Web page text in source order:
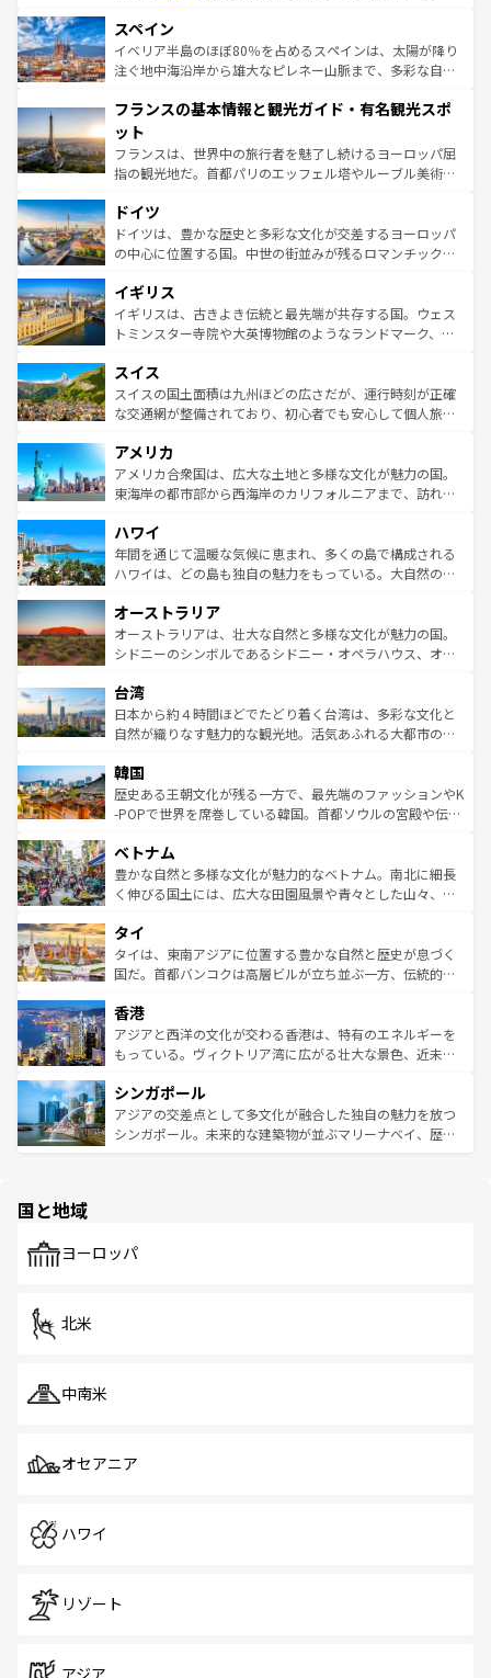
ろん、トスカーナの美しい田園風景やアマルフィ海岸の絶
景など、自然景観も見逃せない。観光の合間には、本場の
ピザやパスタなど、絶品のイタリア料理を堪能することも
ませてくれるイタリアで、忘れられない旅をしてみよう！
なお、新着のイタリア情報は
しい。
スペイン
イベリア半島のほぼ80％を占めるスペインは、太陽が降り
注ぐ地中海沿岸から雄大なピレネー山脈まで、多彩な自然
文化が根付くこの国では、情熱的なフラメンコ、熱気あふ
れる闘牛、そして美味しいタパスが生活の一部となってい
る。首都マドリードの洗練された雰囲気や、バルセロナの
アートに溢れた街角から、地方では古代ローマ遺跡や中世
せる。地方によって風土や気候が異なるスペインはその個
性で訪れる人を魅了する。 なお、新着のスペイン情報は コ
ンテンツ一覧を参照してほしい。
フランスの基本情報と観光ガイド・有名観光スポ
ット
フランスは、世界中の旅行者を魅了し続けるヨーロッパ屈
指の観光地だ。首都パリのエッフェル塔やルーブル美術館
で、幅広い魅力が詰まっている。華麗な宮殿、歴史的な大
聖堂、美しいビーチ、そして豊かな自然が、訪れる者を心
から魅了する。また、フランスは美食の国としても知ら
いる。シャンパンの発祥地であるランス、プロヴァンスの
香り高いラベンダー畑など、多彩な楽しみ方が可能だ。さ
らに、パリ以外の地域にも魅力が溢れており、どの街角に
れる地方に足を運ぶとそれぞれで全く異なる文化を体験で
きるだろう。 なお、新着のフランス情報はコンテンツ一覧
を参照してほしい。
ドイツ
ドイツは、豊かな歴史と多彩な文化が交差するヨーロッパ
の中心に位置する国。中世の街並みが残るロマンチック街
顔を持つこの国は、どこを歩いても飽きることがない。ベ
ルリンの文化的活気、バイエルン州のアルプスの絶景、そ
してライン川沿いのワイン畑といった風景は必見。ビール
は、お酒好きな人にはぜひ体験してほしい。 なお、新着の
ドイツ情報はコンテンツ一覧を参照してほしい。
イギリス
イギリスは、古きよき伝統と最先端が共存する国。ウェス
トミンスター寺院や大英博物館のようなランドマーク、歴
リアごとに異なる魅力がある。また、優雅なアフタヌーン
ティー、ビール好きにはたまらない英国パブ、サッカー観
戦など、本場だからこそできる体験も豊富。イギリスを旅
ンツ一覧を参照してほしい。
スイス
スイスの国土面積は九州ほどの広さだが、運行時刻が正確
な交通網が整備されており、初心者でも安心して個人旅行
の建物がそのまま残る町や、スイスならではのユニークな
博物館もあり、アルプス観光だけでなく町歩きも満喫する
ことができる。国民の所得が高いため物価も高いが、旅行
ば市内交通費無料で観光を楽しむこともできる。 なお、新
着のスイス情報はコンテンツ一覧 を参照してほしい。
アメリカ
アメリカ合衆国は、広大な土地と多様な文化が魅力の国。
東海岸の都市部から西海岸のカリフォルニアまで、訪れる
のような巨大都市は、観光、ショッピング、エンターテイ
ンメントが詰まった刺激的なスポットだ。一方、アメリカ
西部には大自然が広がり、グランドキャニオンやイエロー
部のニューオーリンズでは、音楽と美食が融合した独特の
文化が魅力。旅行者はアメリカの各地域で異なる魅力を楽
しみながら、その多様性と豊かな歴史を感じることができ
ならではの贅沢な旅のスタイルだ。 なお、新着のアメリカ
情報はコンテンツ一覧を参照してほしい。
ハワイ
年間を通じて温暖な気候に恵まれ、多くの島で構成される
ハワイは、どの島も独自の魅力をもっている。大自然の神
ワイ島は見逃せない。また、定番の観光地といえばオアフ
島だが、静かな自然を求めるならマウイ島やカウアイ島が
おすすめ。エメラルドグリーンに輝く海をはじめ、豊かな
れるおもてなしの心で訪れる人々を迎えてくれるハワイの
人々、おいしいローカルフードやハワイアンミュージッ
ク、伝統的なフラダンスなど、すべてがハワイの魅力を彩
ワイを、存分に味わってほしい。 なお、新着のハワイ情報
はコンテンツ一覧を参照してほしい。
オーストラリア
オーストラリアは、壮大な自然と多様な文化が魅力の国。
シドニーのシンボルであるシドニー・オペラハウス、オー
リアリーフや大陸中央部にそびえるウルル（エアーズロッ
ク）、タスマニアの美しい原生林やケアンズの熱帯雨林な
ど、見どころがたくさん。また、カフェやワイン、オージ
いる。アクティビティも充実しており、サーフィンやダイ
ビング、ハイキングなど、アウトドア好きにはたまらな
い。オーストラリアの多彩な魅力を存分に味わいつくそ
参照してほしい。
台湾
日本から約４時間ほどでたどり着く台湾は、多彩な文化と
自然が織りなす魅力的な観光地。活気あふれる大都市の台
ン）、静ひつな山岳地帯である台湾東部など、都市の喧騒
と山間の静けさが共存しており、訪れる人に新しい発見と
驚きをもたらしてくれる。また、奥深い台湾の食文化も魅
容にもいいと評判のスイーツなど、バラエティ豊かな料理
が味わえる。 なお、新着の台湾情報は コンテンツ一覧を参
照してほしい。
韓国
歴史ある王朝文化が残る一方で、最先端のファッションやK
-POPで世界を席巻している韓国。首都ソウルの宮殿や伝統
き、地方に足を延ばせば四季折々の自然美を楽しむことが
できる。そして、キムチや焼肉、絶品のストリートフード
まで、さまざまな韓国料理が待っている。夜には、韓国な
リティに包まれながら、韓国の多彩な魅力を心ゆくまで味
わってみてほしい。 なお、新着の韓国情報はコンテンツ一
覧を参照してほしい。
ベトナム
豊かな自然と多様な文化が魅力的なベトナム。南北に細長
く伸びる国土には、広大な田園風景や青々とした山々、世
急速な発展と共に伝統が息づく。ハノイの古い町並みやホ
ーチミン市のフランス統治時代の建物も、独特の雰囲気を
醸し出している。また、バラエティの豊かさとおいしさで
とつ。フォーやバインミー、ベトナムコーヒーなどは、ぜ
ひ現地で味わいたい。どの地域を訪れてもあたたかい人々
が旅行者を迎えてくれるので、きっと忘れられない旅にな
参照してほしい。
タイ
タイは、東南アジアに位置する豊かな自然と歴史が息づく
国だ。首都バンコクは高層ビルが立ち並ぶ一方、伝統的な
の活気が交差している。北部ではチェンマイなどの山岳地
帯で自然と触れ合い、南部ではプーケットやクラビの美し
いビーチでリゾート気分を楽しむことができる。タイ料理
激する。気候は一年中温暖で、どの季節にも異なる楽しみ
が待っている。親しみやすいタイの人々、仏教を中心とし
た文化、そして多様な観光資源が、訪れる旅人を魅了し続
香港
アジアと西洋の文化が交わる香港は、特有のエネルギーを
もっている。ヴィクトリア湾に広がる壮大な景色、近未来
み、どこを訪れても感動するはず。観光スポットが密集し
ており、効率よく見どころを回れるのも魅力。息をのむよ
うな絶景から文化的な体験まで、香港を存分に楽しみ尽く
シンガポール
アジアの交差点として多文化が融合した独自の魅力を放つ
シンガポール。未来的な建築物が並ぶマリーナベイ、歴史
で、ホーカーズは地元の風情を楽しめる外せないスポット
国と地域
ヨーロッパ
北米
中南米
オセアニア
ハワイ
リゾート